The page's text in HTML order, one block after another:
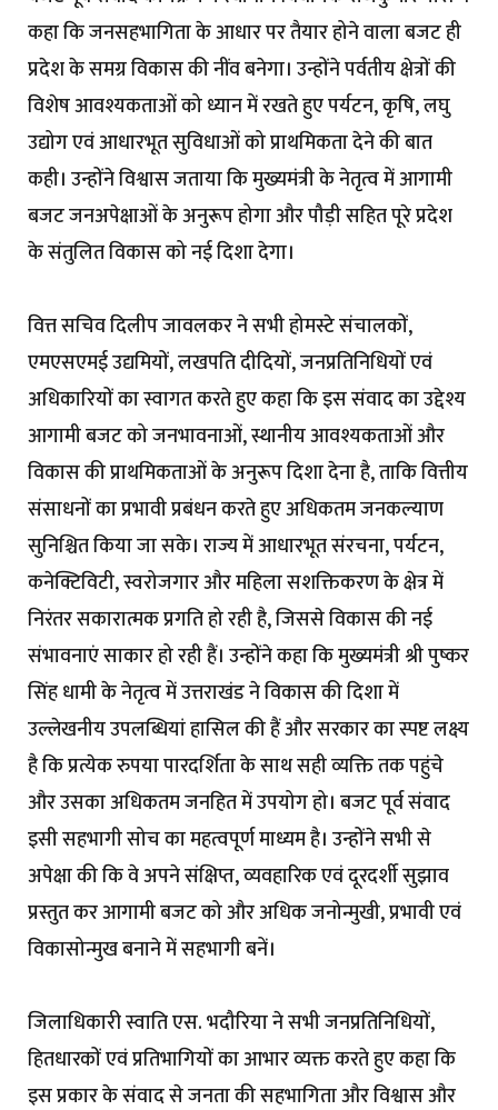
कहा कि जनसहभागिता के आधार पर तैयार होने वाला बजट ही
प्रदेश के समग्र विकास की नींव बनेगा। उन्होंने पर्वतीय क्षेत्रों की
विशेष आवश्यकताओं को ध्यान में रखते हुए पर्यटन, कृषि, लघु
उद्योग एवं आधारभूत सुविधाओं को प्राथमिकता देने की बात
कही। उन्होंने विश्वास जताया कि मुख्यमंत्री के नेतृत्व में आगामी
बजट जनअपेक्षाओं के अनुरूप होगा और पौड़ी सहित पूरे प्रदेश
के संतुलित विकास को नई दिशा देगा।
वित्त सचिव दिलीप जावलकर ने सभी होमस्टे संचालकों,
एमएसएमई उद्यमियों, लखपति दीदियों, जनप्रतिनिधियों एवं
अधिकारियों का स्वागत करते हुए कहा कि इस संवाद का उद्देश्य
आगामी बजट को जनभावनाओं, स्थानीय आवश्यकताओं और
विकास की प्राथमिकताओं के अनुरूप दिशा देना है, ताकि वित्तीय
संसाधनों का प्रभावी प्रबंधन करते हुए अधिकतम जनकल्याण
सुनिश्चित किया जा सके। राज्य में आधारभूत संरचना, पर्यटन,
कनेक्टिविटी, स्वरोजगार और महिला सशक्तिकरण के क्षेत्र में
निरंतर सकारात्मक प्रगति हो रही है, जिससे विकास की नई
संभावनाएं साकार हो रही हैं। उन्होंने कहा कि मुख्यमंत्री श्री पुष्कर
सिंह धामी के नेतृत्व में उत्तराखंड ने विकास की दिशा में
उल्लेखनीय उपलब्धियां हासिल की हैं और सरकार का स्पष्ट लक्ष्य
है कि प्रत्येक रुपया पारदर्शिता के साथ सही व्यक्ति तक पहुंचे
और उसका अधिकतम जनहित में उपयोग हो। बजट पूर्व संवाद
इसी सहभागी सोच का महत्वपूर्ण माध्यम है। उन्होंने सभी से
अपेक्षा की कि वे अपने संक्षिप्त, व्यवहारिक एवं दूरदर्शी सुझाव
प्रस्तुत कर आगामी बजट को और अधिक जनोन्मुखी, प्रभावी एवं
विकासोन्मुख बनाने में सहभागी बनें।
जिलाधिकारी स्वाति एस. भदौरिया ने सभी जनप्रतिनिधियों,
हितधारकों एवं प्रतिभागियों का आभार व्यक्त करते हुए कहा कि
इस प्रकार के संवाद से जनता की सहभागिता और विश्वास और